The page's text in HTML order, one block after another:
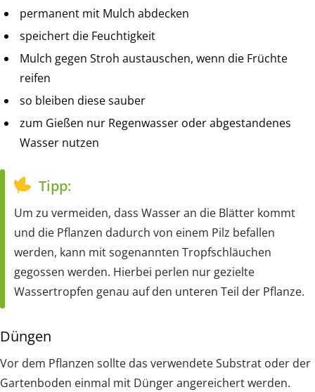
permanent mit Mulch abdecken
speichert die Feuchtigkeit
Mulch gegen Stroh austauschen, wenn die Früchte
reifen
so bleiben diese sauber
zum Gießen nur Regenwasser oder abgestandenes
Wasser nutzen
Tipp:
Um zu vermeiden, dass Wasser an die Blätter kommt
und die Pflanzen dadurch von einem Pilz befallen
werden, kann mit sogenannten Tropfschläuchen
gegossen werden. Hierbei perlen nur gezielte
Wassertropfen genau auf den unteren Teil der Pflanze.
Düngen
Vor dem Pflanzen sollte das verwendete Substrat oder der
Gartenboden einmal mit Dünger angereichert werden.